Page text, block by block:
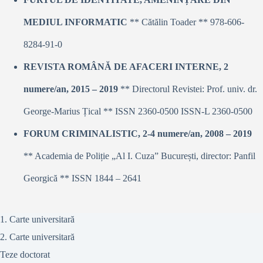
MEDIUL INFORMATIC ** Cătălin Toader ** 978-606-
8284-91-0
REVISTA ROMÂNĂ DE AFACERI INTERNE, 2
numere/an, 2015 – 2019 ** Directorul Revistei: Prof. univ. dr.
George-Marius Țical ** ISSN 2360-0500 ISSN-L 2360-0500
FORUM CRIMINALISTIC, 2-4 numere/an, 2008 – 2019
** Academia de Poliție „Al I. Cuza” București, director: Panfil
Georgică ** ISSN 1844 – 2641
1. Carte universitară
2. Carte universitară
Teze doctorat